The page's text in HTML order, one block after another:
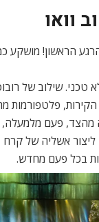
וואו
הראשון! מושקע
שילוב של
פלטפורמות
מהצד, פעם מלמעלה,
אשליה של קרח
בכל פעם מחדש.